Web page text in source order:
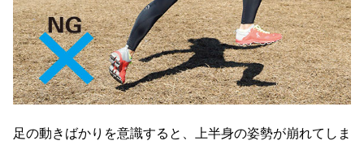
足の動きばかりを意識すると、上半身の姿勢が崩れてしま